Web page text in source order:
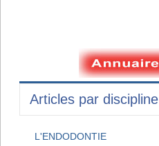
Articles par discipline
L'ENDODONTIE